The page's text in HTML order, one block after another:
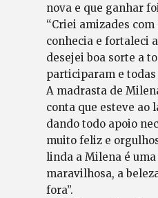
nova e que ganhar
“Criei amizades com
conhecia e fortaleci
desejei boa sorte a
participaram e todas
A madrasta de
conta que esteve ao
dando todo apoio
muito feliz e
linda a Milena é uma
maravilhosa, a
fora”.